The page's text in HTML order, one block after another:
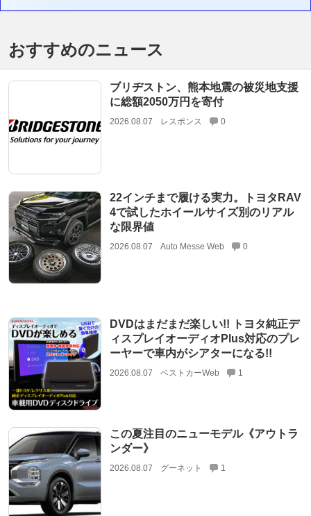
おすすめのニュース
ブリヂストン、熊本地震の被災地支援
に総額2050万円を寄付
2026.08.07 レスポンス 0
22インチまで履ける実力。トヨタRAV
4で試したホイールサイズ別のリアル
な限界値
2026.08.07 Auto Messe Web 0
DVDはまだまだ楽しい!! トヨタ純正デ
ィスプレイオーディオPlus対応のプレ
ーヤーで車内がシアターになる!!
2026.08.07 ベストカーWeb 1
この夏注目のニューモデル《アウトラ
ンダー》
2026.08.07 グーネット 1